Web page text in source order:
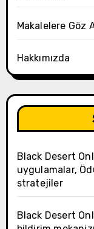
Makalelere Göz
Hakkımızda
Black Desert
uygulamalar,
stratejiler
Black Desert